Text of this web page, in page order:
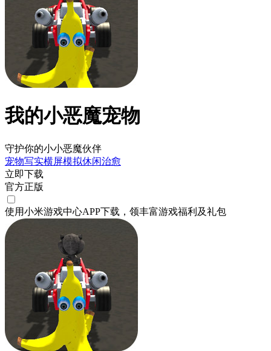
我的小恶魔宠物
守护你的小小恶魔伙伴
宠物写实横屏模拟休闲治愈
立即下载
官方正版
使用小米游戏中心APP下载 ，领丰富游戏福利 及礼包